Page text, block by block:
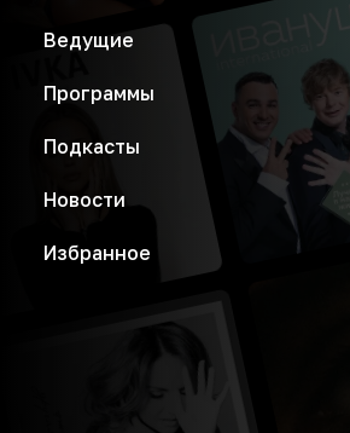
Ведущие
Программы
Подкасты
Новости
Избранное